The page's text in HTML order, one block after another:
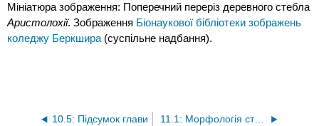
Мініатюра зображення: Поперечний переріз деревного стебла
Аристолохії. Зображення Біонаукової бібліотеки зображень
коледжу Беркшира (суспільне надбання).
10.5: Підсумок глави 11.1: Морфологія стовбура (зовнішня структура)